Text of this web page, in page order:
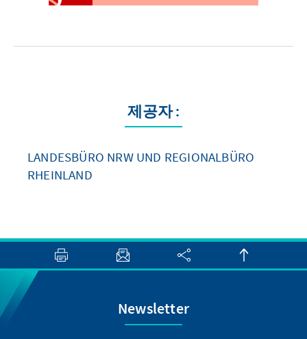
제공자 :
LANDESBÜRO NRW UND REGIONALBÜRO
RHEINLAND
Newsletter